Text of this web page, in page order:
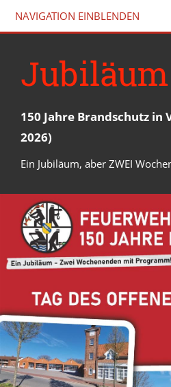
NAVIGATION EINBLENDEN
150 Jahre Brandschutz in
2026)
Ein Jubiläum, aber ZWEI